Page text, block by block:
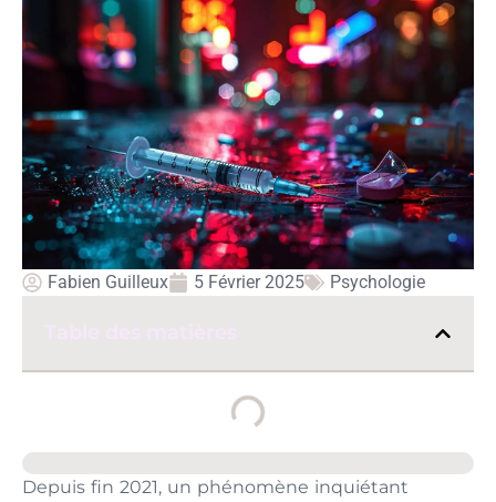
Fabien Guilleux 5 Février 2025 Psychologie
Depuis fin 2021, un phénomène inquiétant